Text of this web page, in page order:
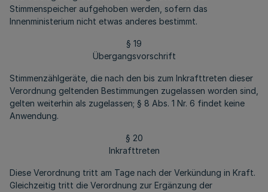
Stimmenspeicher aufgehoben werden, sofern das
Innenministerium nicht etwas anderes bestimmt.
§ 19
Übergangsvorschrift
Stimmenzählgeräte, die nach den bis zum Inkrafttreten dieser
Verordnung geltenden Bestimmungen zugelassen worden sind,
gelten weiterhin als zugelassen; § 8 Abs. 1 Nr. 6 findet keine
Anwendung.
§ 20
Inkrafttreten
Diese Verordnung tritt am Tage nach der Verkündung in Kraft.
Gleichzeitig tritt die Verordnung zur Ergänzung der